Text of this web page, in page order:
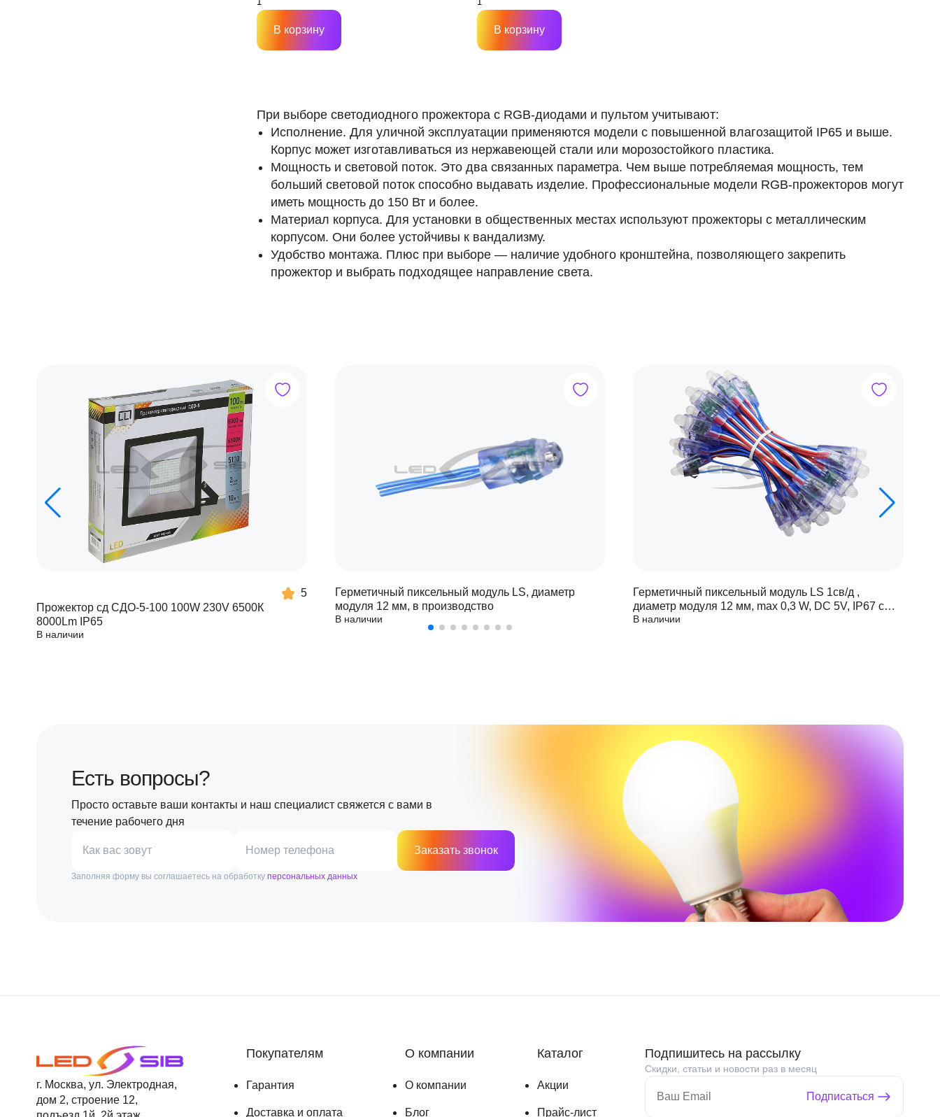
В корзину В корзину
При выборе светодиодного прожектора с RGB-диодами и пультом учитывают:
Исполнение. Для уличной эксплуатации применяются модели с повышенной влагозащитой IP65 и выше.
Корпус может изготавливаться из нержавеющей стали или морозостойкого пластика.
Мощность и световой поток. Это два связанных параметра. Чем выше потребляемая мощность, тем
больший световой поток способно выдавать изделие. Профессиональные модели RGB-прожекторов могут
иметь мощность до 150 Вт и более.
Материал корпуса. Для установки в общественных местах используют прожекторы с металлическим
корпусом. Они более устойчивы к вандализму.
Удобство монтажа. Плюс при выборе — наличие удобного кронштейна, позволяющего закрепить
прожектор и выбрать подходящее направление света.
5
Прожектор сд СДО-5-100 100W 230V 6500К
8000Lm IP65
В наличии
Герметичный пиксельный модуль LS, диаметр
модуля 12 мм, в производство
В наличии
Герметичный пиксельный модуль LS 1св/д ,
диаметр модуля 12 мм, max 0,3 W, DC 5V, IP67 с
чипом 6803
В наличии
Есть вопросы?
Просто оставьте ваши контакты и наш специалист свяжется с вами в
течение рабочего дня
Как вас зовут Номер телефона Заказать звонок
Заполняя форму вы соглашаетесь на обработку персональных данных
г. Москва, ул. Электродная,
дом 2, строение 12,
Покупателям
Гарантия
Доставка и оплата
О компании
О компании
Блог
Каталог
Акции
Прайс-лист
Подпишитесь на рассылку
Скидки, статьи и новости раз в месяц
Подписаться